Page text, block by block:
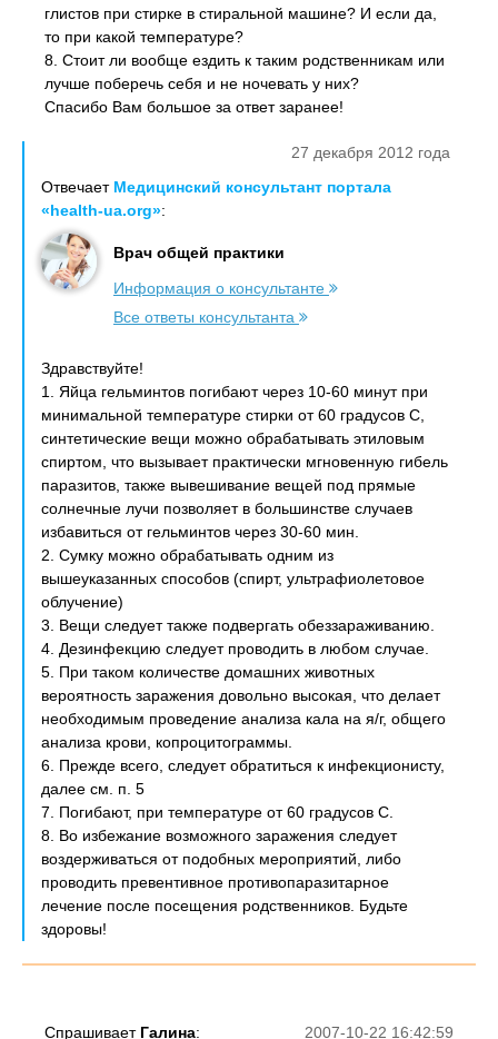
глистов при стирке в стиральной машине? И если да,
то при какой температуре?
8. Стоит ли вообще ездить к таким родственникам или
лучше поберечь себя и не ночевать у них?
Спасибо Вам большое за ответ заранее!
27 декабря 2012 года
Отвечает Медицинский консультант портала
«health-ua.org»:
Врач общей практики
Информация о консультанте
Все ответы консультанта
Здравствуйте!
1. Яйца гельминтов погибают через 10-60 минут при
минимальной температуре стирки от 60 градусов С,
синтетические вещи можно обрабатывать этиловым
спиртом, что вызывает практически мгновенную гибель
паразитов, также вывешивание вещей под прямые
солнечные лучи позволяет в большинстве случаев
избавиться от гельминтов через 30-60 мин.
2. Сумку можно обрабатывать одним из
вышеуказанных способов (спирт, ультрафиолетовое
облучение)
3. Вещи следует также подвергать обеззараживанию.
4. Дезинфекцию следует проводить в любом случае.
5. При таком количестве домашних животных
вероятность заражения довольно высокая, что делает
необходимым проведение анализа кала на я/г, общего
анализа крови, копроцитограммы.
6. Прежде всего, следует обратиться к инфекционисту,
далее см. п. 5
7. Погибают, при температуре от 60 градусов С.
8. Во избежание возможного заражения следует
воздерживаться от подобных мероприятий, либо
проводить превентивное противопаразитарное
лечение после посещения родственников. Будьте
здоровы!
2007-10-22 16:42:59
Спрашивает Галина: